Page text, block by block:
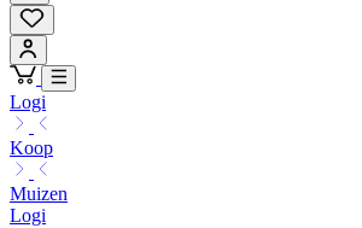
Logi
Koop
Muizen
Logi